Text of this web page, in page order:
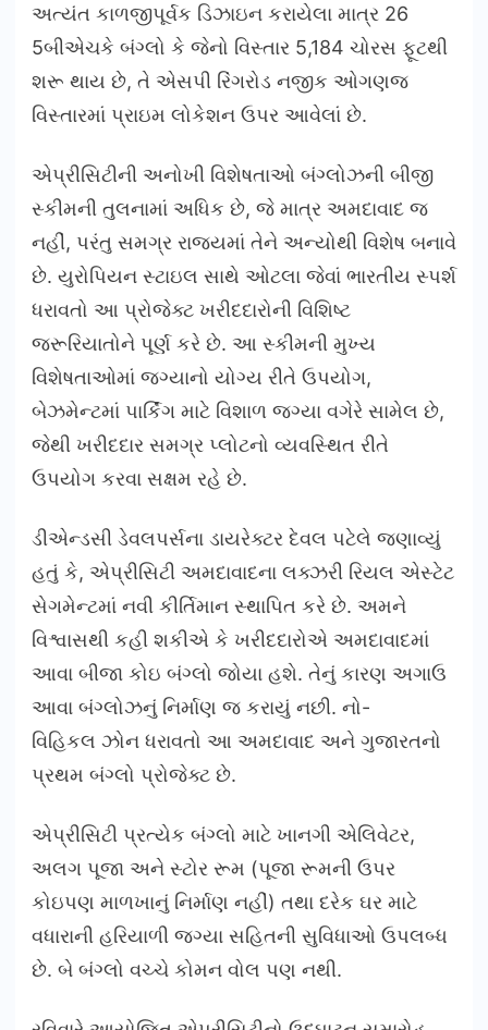
અત્યંત કાળજીપૂર્વક ડિઝાઇન કરાયેલા માત્ર 26
5બીએચકે બંગ્લો કે જેનો વિસ્તાર 5,184 ચોરસ ફૂટથી
શરૂ થાય છે, તે એસપી રિંગરોડ નજીક ઓગણજ
વિસ્તારમાં પ્રાઇમ લોકેશન ઉપર આવેલાં છે.
એપ્રીસિટીની અનોખી વિશેષતાઓ બંગ્લોઝની બીજી
સ્કીમની તુલનામાં અધિક છે, જે માત્ર અમદાવાદ જ
નહીં, પરંતુ સમગ્ર રાજ્યમાં તેને અન્યોથી વિશેષ બનાવે
છે. યુરોપિયન સ્ટાઇલ સાથે ઓટલા જેવાં ભારતીય સ્પર્શ
ધરાવતો આ પ્રોજેક્ટ ખરીદદારોની વિશિષ્ટ
જરૂરિયાતોને પૂર્ણ કરે છે. આ સ્કીમની મુખ્ય
વિશેષતાઓમાં જગ્યાનો યોગ્ય રીતે ઉપયોગ,
બેઝમેન્ટમાં પાર્કિંગ માટે વિશાળ જગ્યા વગેરે સામેલ છે,
જેથી ખરીદદાર સમગ્ર પ્લોટનો વ્યવસ્થિત રીતે
ઉપયોગ કરવા સક્ષમ રહે છે.
ડીએન્ડસી ડેવલપર્સના ડાયરેક્ટર દેવલ પટેલે જણાવ્યું
હતું કે, એપ્રીસિટી અમદાવાદના લક્ઝરી રિયલ એસ્ટેટ
સેગમેન્ટમાં નવી કીર્તિમાન સ્થાપિત કરે છે. અમને
વિશ્વાસથી કહી શકીએ કે ખરીદદારોએ અમદાવાદમાં
આવા બીજા કોઇ બંગ્લો જોયા હશે. તેનું કારણ અગાઉ
આવા બંગ્લોઝનું નિર્માણ જ કરાયું નછી. નો-
વિહિકલ ઝોન ધરાવતો આ અમદાવાદ અને ગુજારતનો
પ્રથમ બંગ્લો પ્રોજેક્ટ છે.
એપ્રીસિટી પ્રત્યેક બંગ્લો માટે ખાનગી એલિવેટર,
અલગ પૂજા અને સ્ટોર રૂમ (પૂજા રૂમની ઉપર
કોઇપણ માળખાનું નિર્માણ નહીં) તથા દરેક ઘર માટે
વધારાની હરિયાળી જગ્યા સહિતની સુવિધાઓ ઉપલબ્ધ
છે. બે બંગ્લો વચ્ચે કોમન વોલ પણ નથી.